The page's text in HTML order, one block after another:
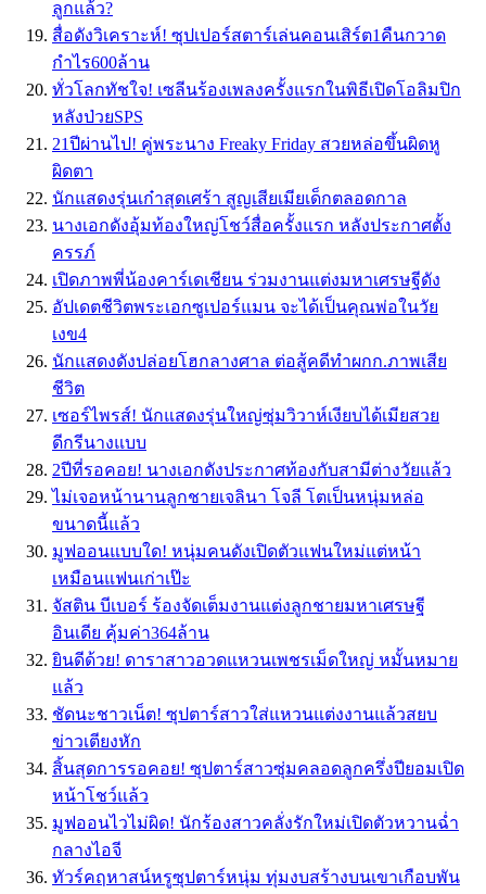
ลูกแล้ว?
สื่อดังวิเคราะห์! ซุปเปอร์สตาร์เล่นคอนเสิร์ต1คืนกวาด
กำไร600ล้าน
ทั่วโลกทัชใจ! เซลีนร้องเพลงครั้งแรกในพิธีเปิดโอลิมปิก
หลังป่วยSPS
21ปีผ่านไป! คู่พระนาง Freaky Friday สวยหล่อขึ้นผิดหู
ผิดตา
นักแสดงรุ่นเก๋าสุดเศร้า สูญเสียเมียเด็กตลอดกาล
นางเอกดังอุ้มท้องใหญ่โชว์สื่อครั้งแรก หลังประกาศตั้ง
ครรภ์
เปิดภาพพี่น้องคาร์เดเชียน ร่วมงานแต่งมหาเศรษฐีดัง
อัปเดตชีวิตพระเอกซูเปอร์แมน จะได้เป็นคุณพ่อในวัย
เงข4
นักแสดงดังปล่อยโฮกลางศาล ต่อสู้คดีทำผกก.ภาพเสีย
ชีวิต
เซอร์ไพรส์! นักแสดงรุ่นใหญ่ซุ่มวิวาห์เงียบได้เมียสวย
ดีกรีนางแบบ
2ปีที่รอคอย! นางเอกดังประกาศท้องกับสามีต่างวัยแล้ว
ไม่เจอหน้านานลูกชายเจลินา โจลี โตเป็นหนุ่มหล่อ
ขนาดนี้แล้ว
มูฟออนแบบใด! หนุ่มคนดังเปิดตัวแฟนใหม่แต่หน้า
เหมือนแฟนเก่าเป๊ะ
จัสติน บีเบอร์ ร้องจัดเต็มงานแต่งลูกชายมหาเศรษฐี
อินเดีย คุ้มค่า364ล้าน
ยินดีด้วย! ดาราสาวอวดแหวนเพชรเม็ดใหญ่ หมั้นหมาย
แล้ว
ชัดนะชาวเน็ต! ซุปตาร์สาวใส่แหวนแต่งงานแล้วสยบ
ข่าวเตียงหัก
สิ้นสุดการรอคอย! ซุปตาร์สาวซุ่มคลอดลูกครึ่งปียอมเปิด
หน้าโชว์แล้ว
มูฟออนไวไม่ผิด! นักร้องสาวคลั่งรักใหม่เปิดตัวหวานฉ่ำ
กลางไอจี
ทัวร์คฤหาสน์หรูซุปตาร์หนุ่ม ทุ่มงบสร้างบนเขาเกือบพัน